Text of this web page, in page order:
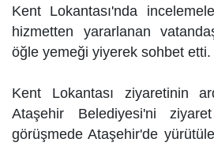
Kent Lokantası'nda
hizmetten yararlanan
öğle yemeği yiyerek sohbet etti.
Kent Lokantası ziyaretinin
Ataşehir Belediyesi'ni
görüşmede Ataşehir'de